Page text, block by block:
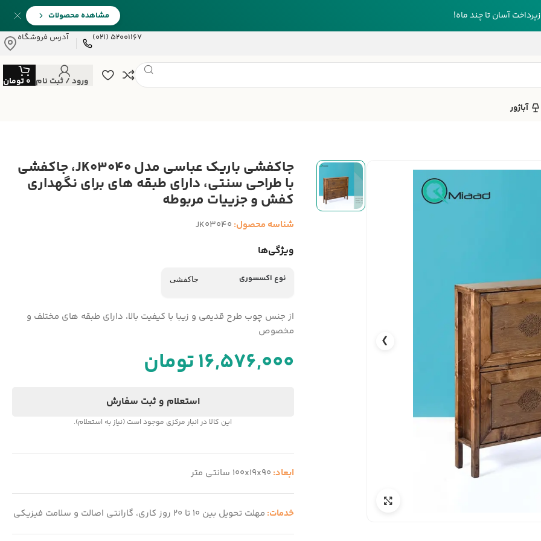
آسان تا چند ماه!
مشاهده محصولات
52001167 (021)
آدرس فروشگاه
ورود / ثبت نام 0تومان
آباژور
❯
جاکفشی باریک عباسی مدل JK03040، جاکفشی
با طراحی سنتی، دارای طبقه های برای نگهداری
کفش و جزییات مربوطه
شناسه محصول: JK03040
ویژگی‌ها
نوع اکسسوری جاکفشی
از جنس چوب طرح قدیمی و زیبا با کیفیت بالا، دارای طبقه های مختلف و
مخصوص
16,576,000تومان
استعلام و ثبت سفارش
این کالا در انبار مرکزی موجود است (نیاز به استعلام).
ابعاد: 100x19x90 سانتی متر
خدمات: مهلت تحویل بین 10 تا 20 روز کاری، گارانتی اصالت و سلامت فیزیکی